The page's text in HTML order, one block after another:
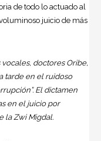
de todo lo actuado al
juicio de más
doctores Oribe,
tarde en el ruidoso
El dictamen
en el juicio por
la Zwi Migdal.